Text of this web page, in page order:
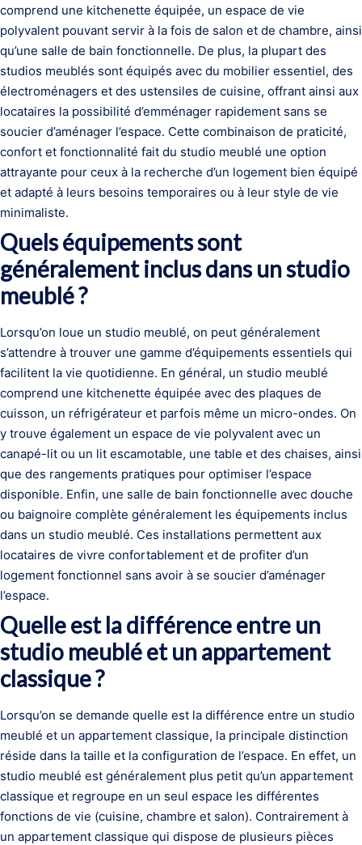
comprend une kitchenette équipée, un espace de vie
polyvalent pouvant servir à la fois de salon et de chambre, ainsi
qu’une salle de bain fonctionnelle. De plus, la plupart des
studios meublés sont équipés avec du mobilier essentiel, des
électroménagers et des ustensiles de cuisine, offrant ainsi aux
locataires la possibilité d’emménager rapidement sans se
soucier d’aménager l’espace. Cette combinaison de praticité,
confort et fonctionnalité fait du studio meublé une option
attrayante pour ceux à la recherche d’un logement bien équipé
et adapté à leurs besoins temporaires ou à leur style de vie
minimaliste.
Quels équipements sont
généralement inclus dans un studio
meublé ?
Lorsqu’on loue un studio meublé, on peut généralement
s’attendre à trouver une gamme d’équipements essentiels qui
facilitent la vie quotidienne. En général, un studio meublé
comprend une kitchenette équipée avec des plaques de
cuisson, un réfrigérateur et parfois même un micro-ondes. On
y trouve également un espace de vie polyvalent avec un
canapé-lit ou un lit escamotable, une table et des chaises, ainsi
que des rangements pratiques pour optimiser l’espace
disponible. Enfin, une salle de bain fonctionnelle avec douche
ou baignoire complète généralement les équipements inclus
dans un studio meublé. Ces installations permettent aux
locataires de vivre confortablement et de profiter d’un
logement fonctionnel sans avoir à se soucier d’aménager
l’espace.
Quelle est la différence entre un
studio meublé et un appartement
classique ?
Lorsqu’on se demande quelle est la différence entre un studio
meublé et un appartement classique, la principale distinction
réside dans la taille et la configuration de l’espace. En effet, un
studio meublé est généralement plus petit qu’un appartement
classique et regroupe en un seul espace les différentes
fonctions de vie (cuisine, chambre et salon). Contrairement à
un appartement classique qui dispose de plusieurs pièces